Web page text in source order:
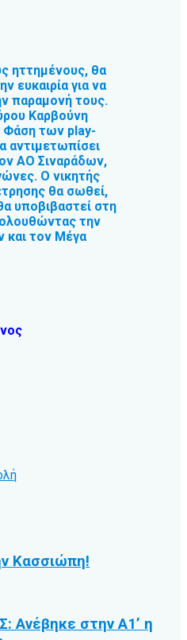
ηττημένους, θα
ευκαιρία για να
παραμονή τους.
Καρβούνη
Φάση των play-
αντιμετωπίσει
ΑΟ Σιναράδων,
Ο νικητής
θα σωθεί,
υποβιβαστεί στη
την
και τον Μέγα
Κασσιώπη!
Ανέβηκε στην Α1’ η